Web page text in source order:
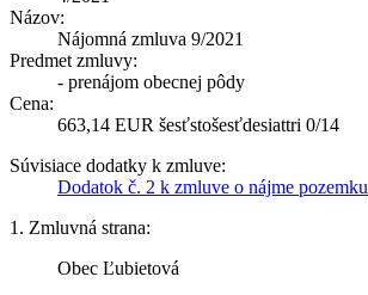
Názov:
Nájomná zmluva 9/2021
Predmet zmluvy:
- prenájom obecnej pôdy
Cena:
663,14 EUR šesťstošesťdesiattri 0/14
Súvisiace dodatky k zmluve:
Dodatok č. 2 k zmluve o nájme pozemku
1. Zmluvná strana:
Obec Ľubietová